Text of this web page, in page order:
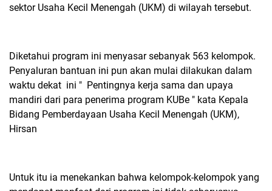
sektor Usaha Kecil Menengah (UKM) di wilayah tersebut.
Diketahui program ini menyasar sebanyak 563 kelompok.
Penyaluran bantuan ini pun akan mulai dilakukan dalam
waktu dekat ini " Pentingnya kerja sama dan upaya
mandiri dari para penerima program KUBe " kata Kepala
Bidang Pemberdayaan Usaha Kecil Menengah (UKM),
Hirsan
Untuk itu ia menekankan bahwa kelompok-kelompok yang